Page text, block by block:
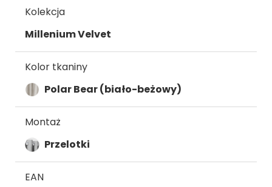
Kolekcja
Millenium Velvet
Kolor tkaniny
Polar Bear (biało-beżowy)
Montaż
Przelotki
EAN